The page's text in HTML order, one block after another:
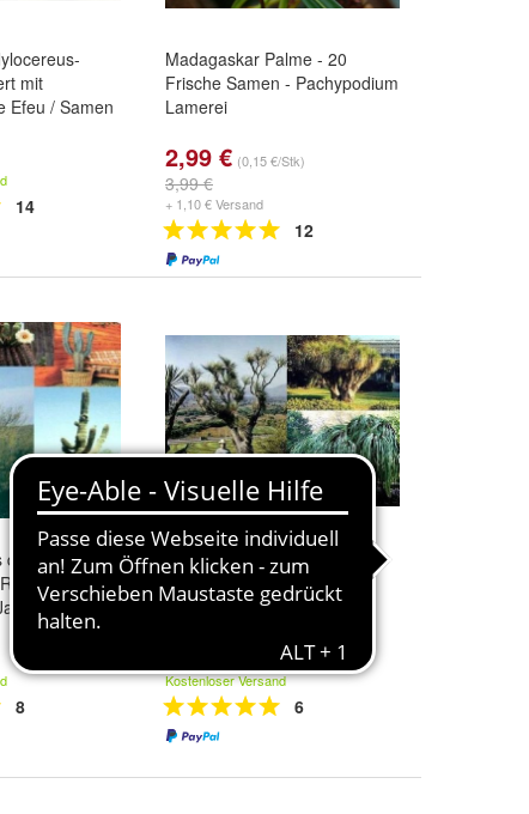
mit
Efeu / Samen
14
Madagaskar Palme - 20
Frische Samen - Pachypodium
Lamerei
2,99 € (0,15 €/Stk)
3,99 €
+ 1,10 € Versand
12
der Welt :
alt /
8
stammbildender winterharter
Mexikanischer Grasbaum /
Agave / Kaktus / Samen
Kostenloser Versand
6